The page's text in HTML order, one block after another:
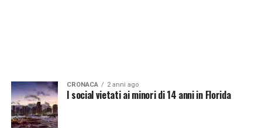
CRONACA 2 anni ago
I social vietati ai minori di 14 anni in Florida